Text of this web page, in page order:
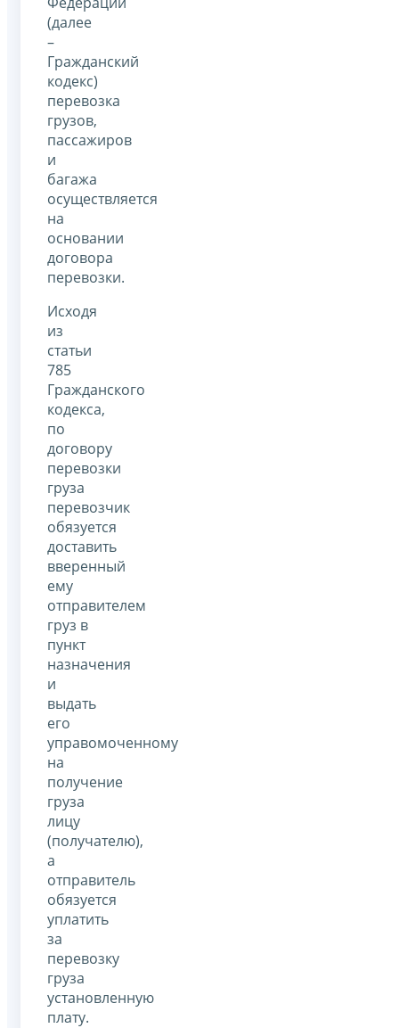
(далее
–
Гражданский
кодекс)
перевозка
грузов,
пассажиров
и
багажа
осуществляется
на
основании
договора
перевозки.
Исходя
из
статьи
785
Гражданского
кодекса,
по
договору
перевозки
груза
перевозчик
обязуется
доставить
вверенный
ему
отправителем
груз в
пункт
назначения
и
выдать
его
управомоченному
на
получение
груза
лицу
(получателю),
а
отправитель
обязуется
уплатить
за
перевозку
груза
установленную
плату.